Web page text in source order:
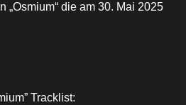
„Osmium“ die am 30. Mai 2025
Tracklist: